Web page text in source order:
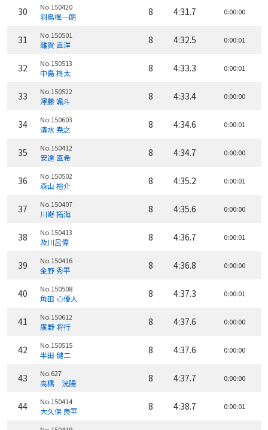
30 No.150420
羽鳥楓一朗 8 4:31.7 0:00:00
31 No.150501
雜賀 直洋 8 4:32.5 0:00:01
32 No.150513
中島 柊太 8 4:33.3 0:00:01
33 No.150522
澤藤 颯斗 8 4:33.4 0:00:00
34 No.150603
清水 尭之 8 4:34.6 0:00:01
35 No.150412
安達 直希 8 4:34.7 0:00:00
36 No.150502
森山 裕介 8 4:35.2 0:00:01
37 No.150407
川嵜 拓海 8 4:35.6 0:00:00
38 No.150413
及川呂偉 8 4:36.7 0:00:01
39 No.150416
金野 秀平 8 4:36.8 0:00:00
40 No.150508
角田 心優人 8 4:37.3 0:00:01
41 No.150612
廣野 将行 8 4:37.6 0:00:00
42 No.150515
半田 健二 8 4:37.6 0:00:00
43 No.627
高橋 洸陽 8 4:37.7 0:00:00
44 No.150414
大久保 良平 8 4:38.7 0:00:01